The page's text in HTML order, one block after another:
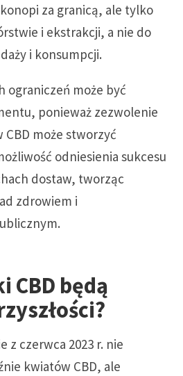
za granicą, ale tylko
i ekstrakcji, a nie do
i konsumpcji.
ograniczeń może być
ponieważ zezwolenie
może stworzyć
odniesienia sukcesu
dostaw, tworząc
zdrowiem i
CBD będą
z czerwca 2023 r. nie
kwiatów CBD, ale